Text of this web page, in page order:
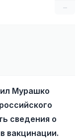
–
Мурашко
сведения о
вакцинации.